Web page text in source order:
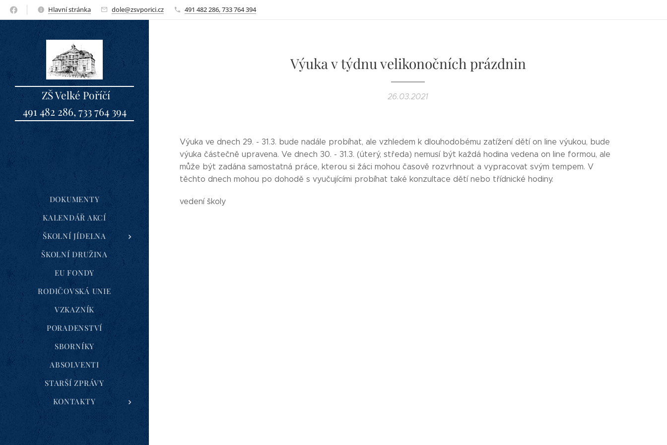
Hlavní stránka dole@zsvporici.cz 491 482 286, 733 764 394
ZŠ Velké Poříčí
491 482 286, 733 764 394
DOKUMENTY
KALENDÁŘ AKCÍ
ŠKOLNÍ JÍDELNA
ŠKOLNÍ DRUŽINA
EU FONDY
RODIČOVSKÁ UNIE
VZKAZNÍK
PORADENSTVÍ
SBORNÍKY
ABSOLVENTI
STARŠÍ ZPRÁVY
KONTAKTY
Výuka v týdnu velikonočních prázdnin
26.03.2021
Výuka ve dnech 29. - 31.3. bude nadále probíhat, ale vzhledem k dlouhodobému zatížení dětí on line výukou, bude
výuka částečně upravena. Ve dnech 30. - 31.3. (úterý, středa) nemusí být každá hodina vedena on line formou, ale
může být zadána samostatná práce, kterou si žáci mohou časově rozvrhnout a vypracovat svým tempem. V
těchto dnech mohou po dohodě s vyučujícími probíhat také konzultace dětí nebo třídnické hodiny.
vedení školy